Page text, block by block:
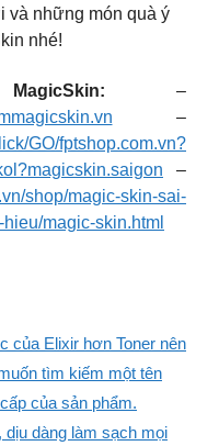
và những món quà ý
nhé!
–
–
GO/fptshop.com.vn?
–
shop/magic-skin-sai-
magic-skin.html
của Elixir hơn Toner nên
tìm kiếm một tên
của sản phẩm.
dịu dàng làm sạch mọi